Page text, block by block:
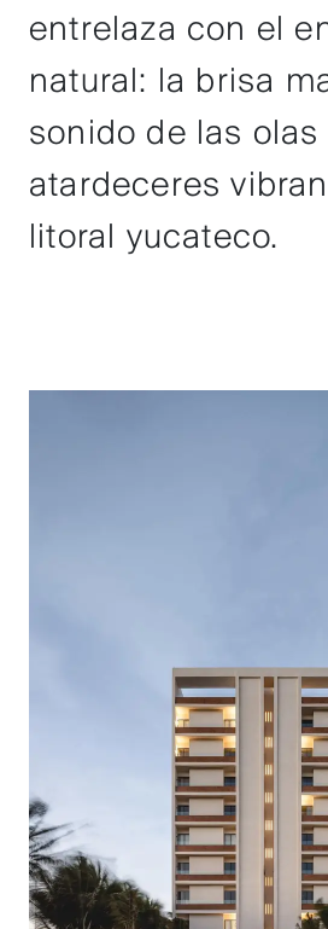
entrelaza con el
natural: la brisa
sonido de las olas
atardeceres
litoral yucateco.